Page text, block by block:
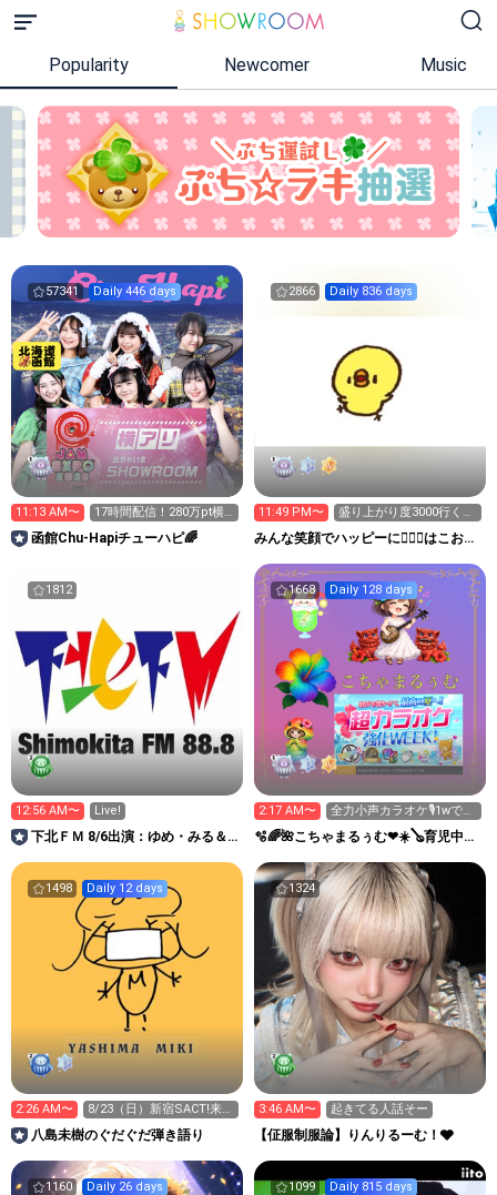
Popularity Newcomer Music
57341 Daily 446 days
11:13 AM〜
17時間配信！280万pt横
アリへGO‼️
函館Chu-Hapiチューハピ🌈
2866 Daily 836 days
11:49 PM〜
盛り上がり度3000行くか
力尽きるまで٩(>ω<*
みんな笑顔でハッピーに🐕‍🦺😇はこお
1812
12:56 AM〜 Live!
下北ＦＭ 8/6出演：ゆめ・みる＆
1668 Daily 128 days
2:17 AM〜
全力小声カラオケ🎙️1wで
333曲目標✨️🎶
🫧🌈🌺こちゃまるぅむ❤☀️🪕育児中️🪄
1498 Daily 12 days
2:26 AM〜
8/23（日）新宿SACT!来て
ください！
八島未樹のぐだぐだ弾き語り
1324
3:46 AM〜 起きてる人話そー
【佂服制服論】りんりるーむ！🩶
1160 Daily 26 days 1099 Daily 815 days